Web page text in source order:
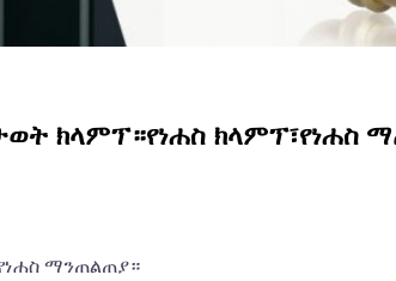
ክላምፕ።የነሐስ ክላምፕ፣የነሐስ
ማንጠልጠያ።